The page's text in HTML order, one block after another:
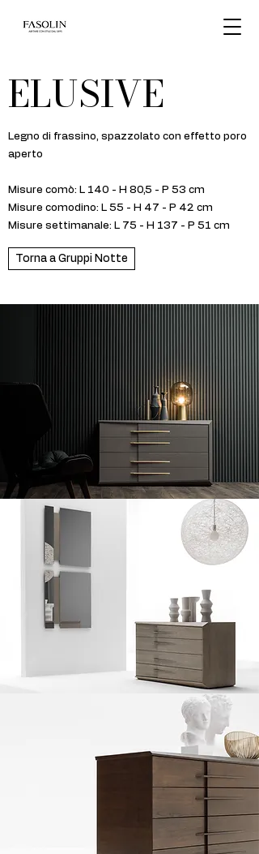
ELUSIVE
Legno di frassino, spazzolato con effetto poro
aperto
Misure comò: L 140 - H 80,5 - P 53 cm
Misure comodino: L 55 - H 47 - P 42 cm
Misure settimanale: L 75 - H 137 - P 51 cm
Torna a Gruppi Notte